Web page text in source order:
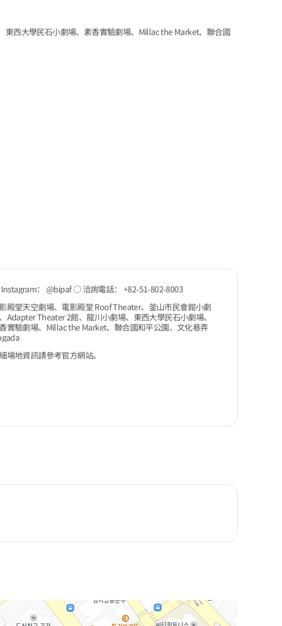
西大學民石小劇場、素香實驗劇場、Millac the Market、聯合國
： @bipaf ○ 洽詢電話： +82-51-802-8003
殿堂天空劇場、電影殿堂 Roof Theater、釜山市民會館小劇
Adapter Theater 2館、龍川小劇場、東西大學民石小劇場、
實驗劇場、Millac the Market、聯合國和平公園、文化巷弄
場地資訊請參考官方網站。